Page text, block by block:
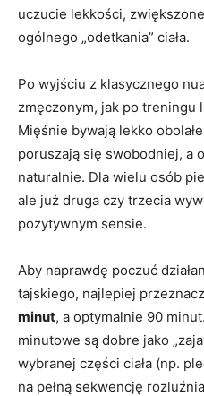
uczucie lekkości,
ogólnego „odetkania” ciała.
Po wyjściu z klasycznego
zmęczonym, jak po treningu
Mięśnie bywają lekko
poruszają się swobodniej, a
naturalnie. Dla wielu osób
ale już druga czy trzecia
pozytywnym sensie.
Aby naprawdę poczuć
tajskiego, najlepiej
minut, a optymalnie 90
minutowe są dobre jako
wybranej części ciała (np.
na pełną sekwencję